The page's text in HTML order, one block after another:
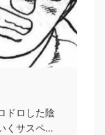
ドロした陰
くサスペン